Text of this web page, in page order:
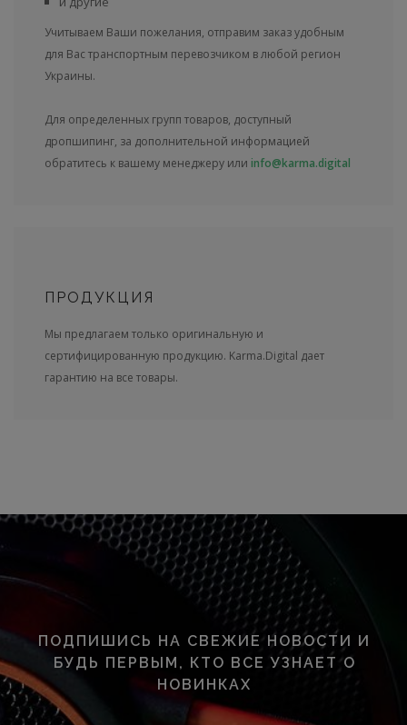
Учитываем Ваши пожелания, отправим заказ удобным
для Вас транспортным перевозчиком в любой регион
Украины.
Для определенных групп товаров, доступный
дропшипинг, за дополнительной информацией
обратитесь к вашему менеджеру или info@karma.digital
ПРОДУКЦИЯ
Мы предлагаем только оригинальную и
сертифицированную продукцию. Karma.Digital дает
гарантию на все товары.
ПОДПИШИСЬ НА СВЕЖИЕ НОВОСТИ И
БУДЬ ПЕРВЫМ, КТО ВСЕ УЗНАЕТ О
НОВИНКАХ